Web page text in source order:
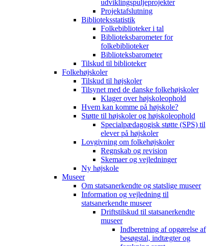
udviklingspuljeprojekter
Projektafslutning
Biblioteksstatistik
Folkebiblioteker i tal
Biblioteksbarometer for
folkebiblioteker
Biblioteksbarometer
Tilskud til biblioteker
Folkehøjskoler
Tilskud til højskoler
Tilsynet med de danske folkehøjskoler
Klager over højskoleophold
Hvem kan komme på højskole?
Støtte til højskoler og højskoleophold
Specialpædagogisk støtte (SPS) til
elever på højskoler
Lovgivning om folkehøjskoler
Regnskab og revision
Skemaer og vejledninger
Ny højskole
Museer
Om statsanerkendte og statslige museer
Information og vejledning til
statsanerkendte museer
Driftstilskud til statsanerkendte
museer
Indberetning af opgørelse af
besøgstal, indtægter og